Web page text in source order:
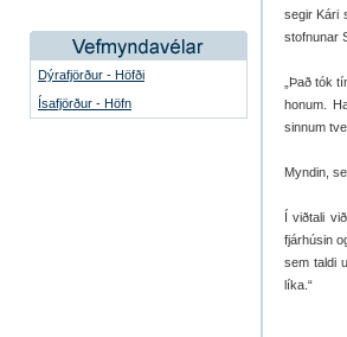
Dýrafjörður - Höfði
Ísafjörður - Höfn
segir Kári
stofnunar
„Það tók
honum.
sinnum
Myndin,
Í viðtali
fjárhúsin
sem taldi
líka.“